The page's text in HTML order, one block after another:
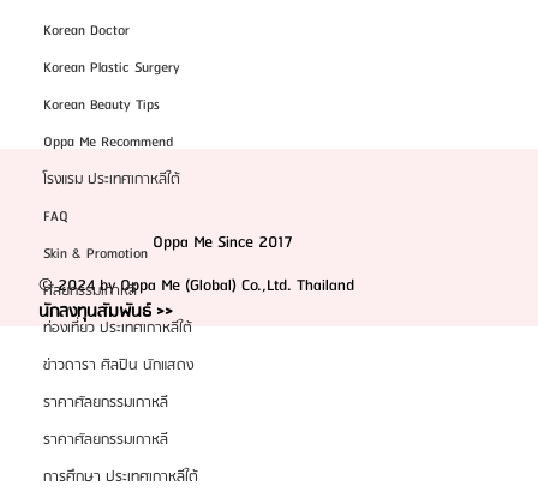
Korean Doctor
Korean Plastic Surgery
Korean Beauty Tips
Oppa Me Recommend
โรงแรม ประเทศเกาหลีใต้
FAQ
Skin & Promotion
ศัลยกรรมเกาหลี
ท่องเที่ยว ประเทศเกาหลีใต้
ข่าวดารา ศิลปิน นักแสดง
ราคาศัลยกรรมเกาหลี
ราคาศัลยกรรมเกาหลี
การศึกษา ประเทศเกาหลีใต้
Oppa Me Since 2017
© 2024 by Oppa Me (Global) Co.,Ltd. Thailand
นักลงทุนสัมพันธ์ >>